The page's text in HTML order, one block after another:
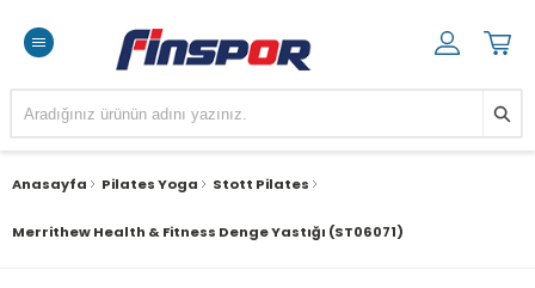
Anasayfa Pilates Yoga Stott Pilates
Merrithew Health & Fitness Denge Yastığı (ST06071)